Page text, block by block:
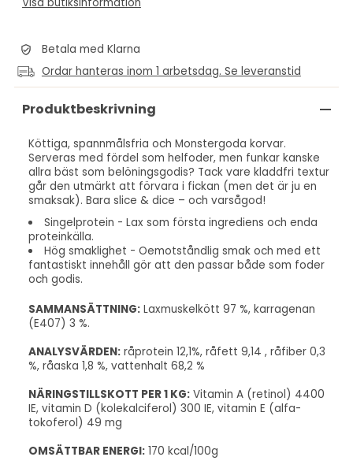
Betala med Klarna
Ordar hanteras inom 1 arbetsdag. Se leveranstid
Produktbeskrivning
Köttiga, spannmålsfria och Monstergoda korvar.
Serveras med fördel som helfoder, men funkar kanske
allra bäst som belöningsgodis? Tack vare kladdfri textur
går den utmärkt att förvara i fickan (men det är ju en
smaksak). Bara slice & dice – och varsågod!
Singelprotein - Lax som första ingrediens och enda
proteinkälla.
Hög smaklighet - Oemotståndlig smak och med ett
fantastiskt innehåll gör att den passar både som foder
och godis.
SAMMANSÄTTNING:Laxmuskelkött 97 %, karragenan
(E407) 3 %.
ANALYSVÄRDEN: råprotein 12,1%, råfett 9,14 , råfiber 0,3
%, råaska 1,8 %, vattenhalt 68,2 %
NÄRINGSTILLSKOTT PER 1 KG: Vitamin A (retinol) 4400
IE, vitamin D (kolekalciferol) 300 IE, vitamin E (alfa-
tokoferol) 49 mg
OMSÄTTBAR ENERGI: 170 kcal/100g